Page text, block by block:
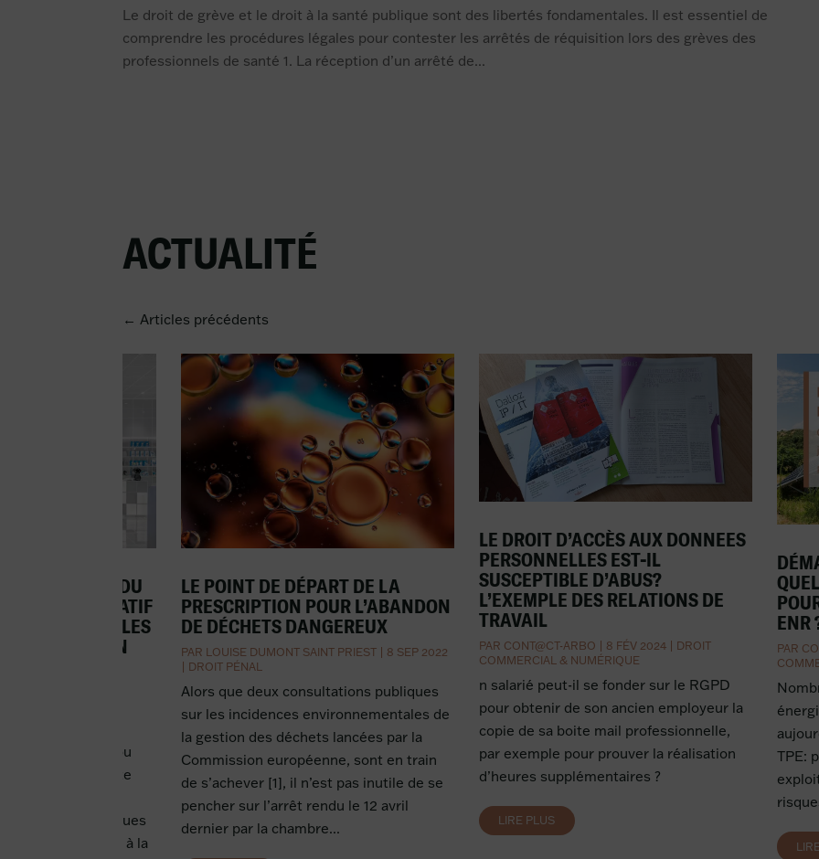
Le droit de grève et le droit à la santé publique sont des libertés fondamentales. Il est essentiel de
comprendre les procédures légales pour contester les arrêtés de réquisition lors des grèves des
professionnels de santé 1. La réception d’un arrêté de...
ACTUALITÉ
← Articles précédents
PUBLICATION DU
2022 RELATIF
DES NOUVELLES
ses produits ou
ou un site
obligations issues
1247 relative à la
LE POINT DE DÉPART DE LA
PRESCRIPTION POUR L’ABANDON
DE DÉCHETS DANGEREUX
PAR LOUISE DUMONT SAINT PRIEST| 8 SEP 2022
DROIT PÉNAL
Alors que deux consultations publiques
sur les incidences environnementales de
la gestion des déchets lancées par la
Commission européenne, sont en train
de s’achever [1], il n’est pas inutile de se
pencher sur l’arrêt rendu le 12 avril
dernier par la chambre...
LE DROIT D’ACCÈS AUX DONNEES
PERSONNELLES EST-IL
SUSCEPTIBLE D’ABUS?
L’EXEMPLE DES RELATIONS DE
TRAVAIL
PAR CONT@CT-ARBO 8 FÉV 2024| DROIT
COMMERCIAL & NUMÉRIQUE
n salarié peut-il se fonder sur le RGPD
pour obtenir de son ancien employeur la
copie de sa boite mail professionnelle,
par exemple pour prouver la réalisation
d’heures supplémentaires ?
LIRE PLUS
ENR
PAR
TPE: